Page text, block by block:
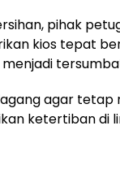
pihak
kios tepat
agar tetap
ketertiban di